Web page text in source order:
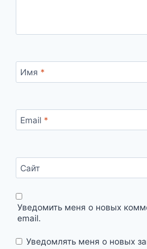
Имя *
Email *
Сайт
Уведомить меня о новых
email.
Уведомлять меня о новых